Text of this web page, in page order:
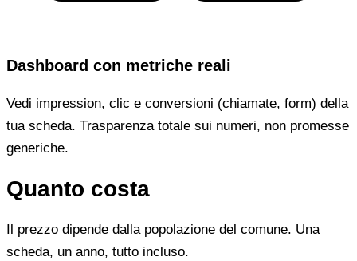
Dashboard con metriche reali
Vedi impression, clic e conversioni (chiamate, form) della
tua scheda. Trasparenza totale sui numeri, non promesse
generiche.
Quanto costa
Il prezzo dipende dalla popolazione del comune. Una
scheda, un anno, tutto incluso.